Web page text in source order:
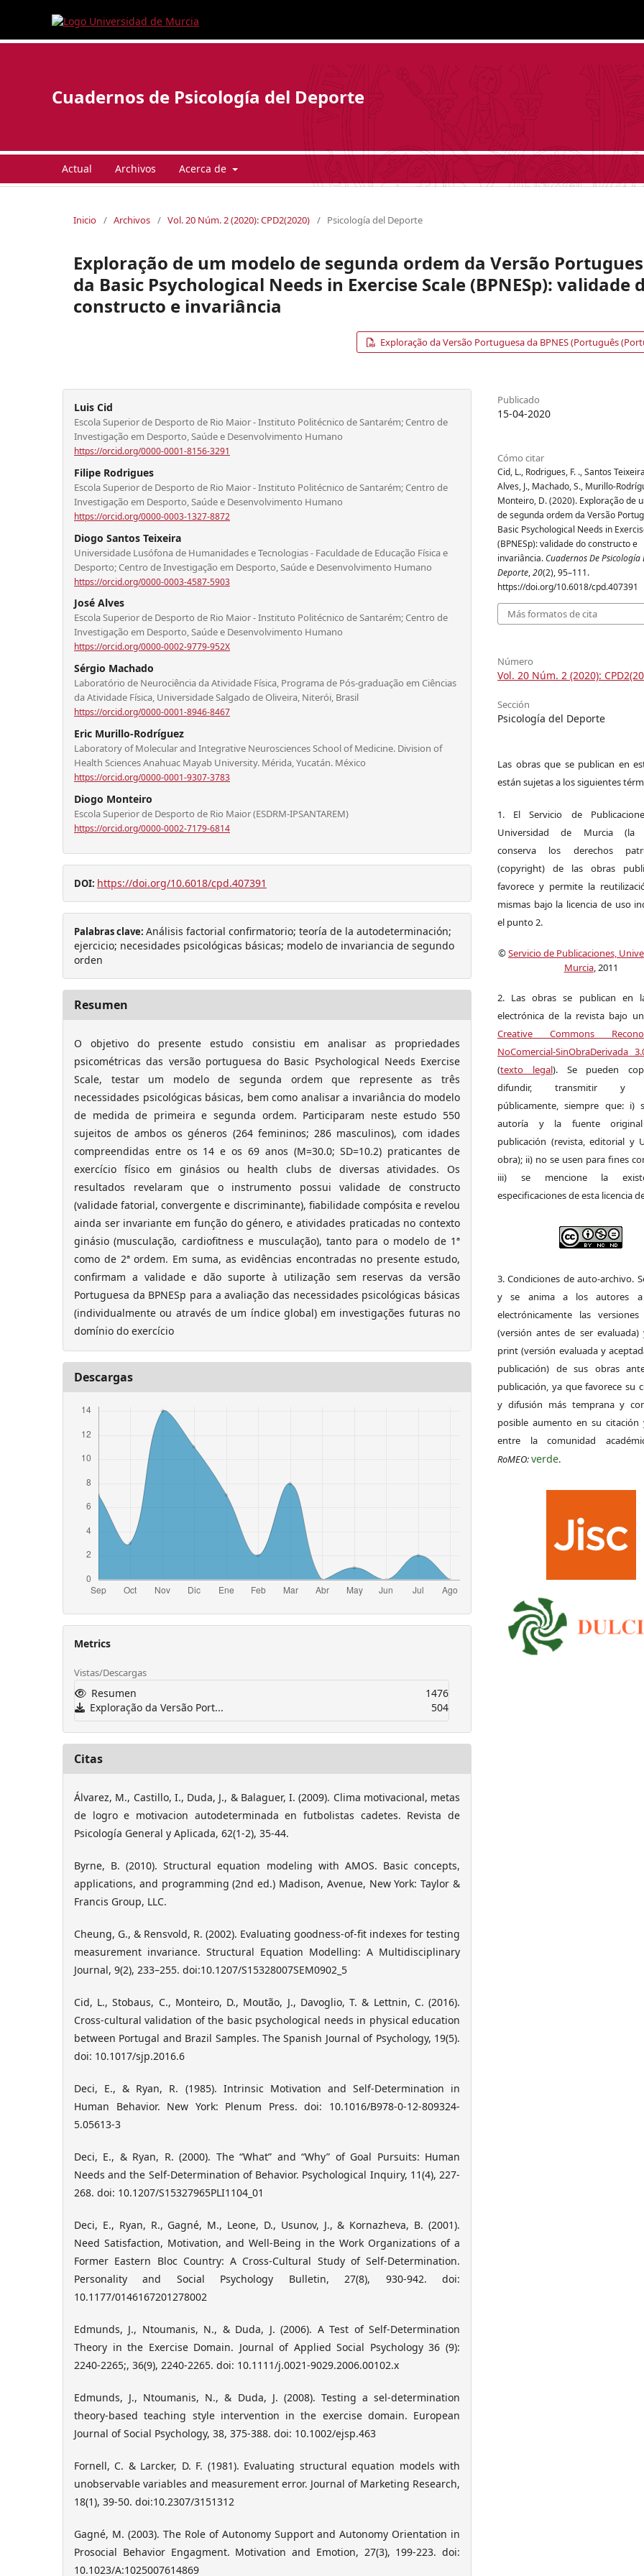
Cuadernos de Psicología del Deporte
Actual Archivos Acerca de
Inicio / Archivos / Vol. 20 Núm. 2 (2020): CPD2(2020) / Psicología del Deporte
Exploração de um modelo de segunda ordem da Versão
da Basic Psychological Needs in Exercise Scale (BPNESp): validade
constructo e invariância
Exploração da Versão Portuguesa da BPNES (Português
Luis Cid
Escola Superior de Desporto de Rio Maior - Instituto Politécnico de Santarém; Centro de
Investigação em Desporto, Saúde e Desenvolvimento Humano
https://orcid.org/0000-0001-8156-3291
Filipe Rodrigues
Escola Superior de Desporto de Rio Maior - Instituto Politécnico de Santarém; Centro de
Investigação em Desporto, Saúde e Desenvolvimento Humano
https://orcid.org/0000-0003-1327-8872
Diogo Santos Teixeira
Universidade Lusófona de Humanidades e Tecnologias - Faculdade de Educação Física e
Desporto; Centro de Investigação em Desporto, Saúde e Desenvolvimento Humano
https://orcid.org/0000-0003-4587-5903
José Alves
Escola Superior de Desporto de Rio Maior - Instituto Politécnico de Santarém; Centro de
Investigação em Desporto, Saúde e Desenvolvimento Humano
https://orcid.org/0000-0002-9779-952X
Sérgio Machado
Laboratório de Neurociência da Atividade Física, Programa de Pós-graduação em Ciências
da Atividade Física, Universidade Salgado de Oliveira, Niterói, Brasil
https://orcid.org/0000-0001-8946-8467
Eric Murillo-Rodríguez
Laboratory of Molecular and Integrative Neurosciences School of Medicine. Division of
Health Sciences Anahuac Mayab University. Mérida, Yucatán. México
https://orcid.org/0000-0001-9307-3783
Diogo Monteiro
Escola Superior de Desporto de Rio Maior (ESDRM-IPSANTAREM)
https://orcid.org/0000-0002-7179-6814
DOI: https://doi.org/10.6018/cpd.407391
Palabras clave: Análisis factorial confirmatorio; teoría de la autodeterminación;
ejercicio; necesidades psicológicas básicas; modelo de invariancia de segundo
orden
Resumen
O objetivo do presente estudo consistiu em analisar as propriedades
psicométricas das versão portuguesa do Basic Psychological Needs Exercise
Scale, testar um modelo de segunda ordem que represente as três
necessidades psicológicas básicas, bem como analisar a invariância do modelo
de medida de primeira e segunda ordem. Participaram neste estudo 550
sujeitos de ambos os géneros (264 femininos; 286 masculinos), com idades
compreendidas entre os 14 e os 69 anos (M=30.0; SD=10.2) praticantes de
exercício físico em ginásios ou health clubs de diversas atividades. Os
resultados revelaram que o instrumento possui validade de constructo
(validade fatorial, convergente e discriminante), fiabilidade compósita e revelou
ainda ser invariante em função do género, e atividades praticadas no contexto
ginásio (musculação, cardiofitness e musculação), tanto para o modelo de 1ª
como de 2ª ordem. Em suma, as evidências encontradas no presente estudo,
confirmam a validade e dão suporte à utilização sem reservas da versão
Portuguesa da BPNESp para a avaliação das necessidades psicológicas básicas
(individualmente ou através de um índice global) em investigações futuras no
domínio do exercício
Descargas
Metrics
Vistas/Descargas
Resumen
1476
Exploração da Versão Port...
504
Citas
Álvarez, M., Castillo, I., Duda, J., & Balaguer, I. (2009). Clima motivacional, metas
de logro e motivacion autodeterminada en futbolistas cadetes. Revista de
Psicología General y Aplicada, 62(1-2), 35-44.
Byrne, B. (2010). Structural equation modeling with AMOS. Basic concepts,
applications, and programming (2nd ed.) Madison, Avenue, New York: Taylor &
Francis Group, LLC.
Cheung, G., & Rensvold, R. (2002). Evaluating goodness-of-fit indexes for testing
measurement invariance. Structural Equation Modelling: A Multidisciplinary
Journal, 9(2), 233–255. doi:10.1207/S15328007SEM0902_5
Cid, L., Stobaus, C., Monteiro, D., Moutão, J., Davoglio, T. & Lettnin, C. (2016).
Cross-cultural validation of the basic psychological needs in physical education
between Portugal and Brazil Samples. The Spanish Journal of Psychology, 19(5).
doi: 10.1017/sjp.2016.6
Deci, E., & Ryan, R. (1985). Intrinsic Motivation and Self-Determination in
Human Behavior. New York: Plenum Press. doi: 10.1016/B978-0-12-809324-
5.05613-3
Deci, E., & Ryan, R. (2000). The “What” and “Why” of Goal Pursuits: Human
Needs and the Self-Determination of Behavior. Psychological Inquiry, 11(4), 227-
268. doi: 10.1207/S15327965PLI1104_01
Deci, E., Ryan, R., Gagné, M., Leone, D., Usunov, J., & Kornazheva, B. (2001).
Need Satisfaction, Motivation, and Well-Being in the Work Organizations of a
Former Eastern Bloc Country: A Cross-Cultural Study of Self-Determination.
Personality and Social Psychology Bulletin, 27(8), 930-942. doi:
10.1177/0146167201278002
Edmunds, J., Ntoumanis, N., & Duda, J. (2006). A Test of Self-Determination
Theory in the Exercise Domain. Journal of Applied Social Psychology 36 (9):
2240-2265;, 36(9), 2240-2265. doi: 10.1111/j.0021-9029.2006.00102.x
Edmunds, J., Ntoumanis, N., & Duda, J. (2008). Testing a sel-determination
theory-based teaching style intervention in the exercise domain. European
Journal of Social Psychology, 38, 375-388. doi: 10.1002/ejsp.463
Fornell, C. & Larcker, D. F. (1981). Evaluating structural equation models with
unobservable variables and measurement error. Journal of Marketing Research,
18(1), 39-50. doi:10.2307/3151312
Gagné, M. (2003). The Role of Autonomy Support and Autonomy Orientation in
Prosocial Behavior Engagment. Motivation and Emotion, 27(3), 199-223. doi:
10.1023/A:1025007614869
Publicado
15-04-2020
Cómo citar
Cid, L., Rodrigues, F. ., Santos
Alves, J., Machado, S., Murillo-
Monteiro, D. (2020). Exploração de
de segunda ordem da Versão
Basic Psychological Needs in
(BPNESp): validade do constructo e
invariância.Cuadernos De Psicología
Deporte,20(2), 95–111.
https://doi.org/10.6018/cpd.407391
Más formatos de cita
Número
Vol. 20 Núm. 2 (2020):
Sección
Psicología del Deporte
Las obras que se publican en
están sujetas a los siguientes
1. El Servicio de
Universidad de Murcia (la
conserva los derechos
(copyright) de las obras
favorece y permite la
mismas bajo la licencia de uso
el punto 2.
©Servicio de Publicaciones,
Murcia, 2011
2. Las obras se publican en
electrónica de la revista bajo
Creative Commons
NoComercial-SinObraDerivada
(texto legal). Se pueden
difundir, transmitir y
públicamente, siempre que: i)
autoría y la fuente
publicación (revista, editorial y
obra); ii) no se usen para fines
iii) se mencione la
especificaciones de esta licencia
3. Condiciones de auto-archivo.
y se anima a los autores a
electrónicamente las
(versión antes de ser
print (versión evaluada y
publicación) de sus obras
publicación, ya que favorece su
y difusión más temprana y
posible aumento en su citación
entre la comunidad
RoMEO:verde.